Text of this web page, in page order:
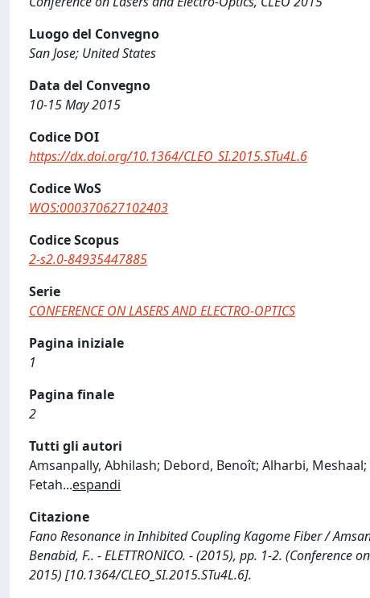
Luogo del Convegno
San Jose; United States
Data del Convegno
10-15 May 2015
Codice DOI
https://dx.doi.org/10.1364/CLEO_SI.2015.STu4L.6
Codice WoS
WOS:000370627102403
Codice Scopus
2-s2.0-84935447885
Serie
CONFERENCE ON LASERS AND ELECTRO-OPTICS
Pagina iniziale
1
Pagina finale
2
Tutti gli autori
Amsanpally, Abhilash; Debord, Benoît; Alharbi,
Fetah...espandi
Citazione
Fano Resonance in Inhibited Coupling Kagome Fiber /
Benabid, F.. - ELETTRONICO. - (2015), pp. 1-2. (Conference
2015) [10.1364/CLEO_SI.2015.STu4L.6].